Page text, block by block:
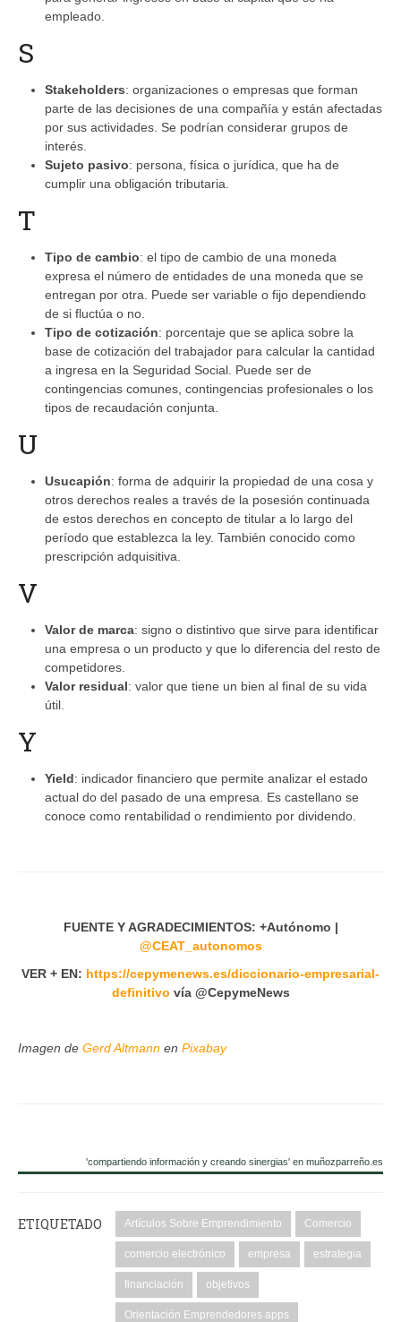
empleado.
S
Stakeholders: organizaciones o empresas que forman
parte de las decisiones de una compañía y están afectadas
por sus actividades. Se podrían considerar grupos de
interés.
Sujeto pasivo: persona, física o jurídica, que ha de
cumplir una obligación tributaria.
T
Tipo de cambio: el tipo de cambio de una moneda
expresa el número de entidades de una moneda que se
entregan por otra. Puede ser variable o fijo dependiendo
de si fluctúa o no.
Tipo de cotización: porcentaje que se aplica sobre la
base de cotización del trabajador para calcular la cantidad
a ingresa en la Seguridad Social. Puede ser de
contingencias comunes, contingencias profesionales o los
tipos de recaudación conjunta.
U
Usucapión: forma de adquirir la propiedad de una cosa y
otros derechos reales a través de la posesión continuada
de estos derechos en concepto de titular a lo largo del
período que establezca la ley. También conocido como
prescripción adquisitiva.
V
Valor de marca: signo o distintivo que sirve para identificar
una empresa o un producto y que lo diferencia del resto de
competidores.
Valor residual: valor que tiene un bien al final de su vida
útil.
Y
Yield: indicador financiero que permite analizar el estado
actual do del pasado de una empresa. Es castellano se
conoce como rentabilidad o rendimiento por dividendo.
FUENTE Y AGRADECIMIENTOS: +Autónomo |
@CEAT_autonomos
VER + EN: https://cepymenews.es/diccionario-empresarial-
definitivo vía @CepymeNews
Imagen de Gerd Altmann en Pixabay
'compartiendo información y creando sinergias' en muñozparreño.es
ETIQUETADO Artículos Sobre Emprendimiento Comercio
comercio electrónico empresa estrategia
financiación objetivos
Orientación Emprendedores apps